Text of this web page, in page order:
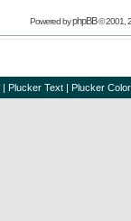
Powered byphpBB© 2001,
| Plucker Text | Plucker Color